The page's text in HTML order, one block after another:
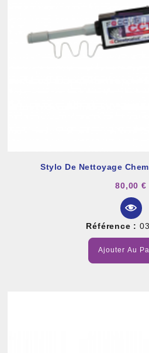
Stylo De Nettoyage
80,00 €
Référence :
Ajouter Au